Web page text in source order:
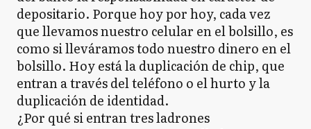
depositario. Porque hoy por hoy, cada vez
que llevamos nuestro celular en el bolsillo, es
como si lleváramos todo nuestro dinero en el
bolsillo. Hoy está la duplicación de chip, que
entran a través del teléfono o el hurto y la
duplicación de identidad.
¿Por qué si entran tres ladrones